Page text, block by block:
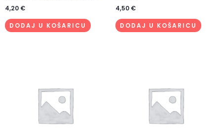
4,20 €
DODAJ U KOŠARICU
4,50 €
DODAJ U KOŠARICU